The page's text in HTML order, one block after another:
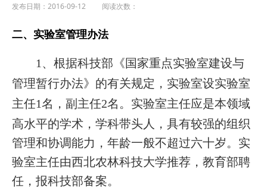
发布日期：2016-09-12 阅读次数：
二、实验室管理办法
1 、根据科技部《国家重点实验室建设与
管理暂行办法》的有关规定，实验室设实验室
主任1名，副主任2名。实验室主任应是本领域
高水平的学术，学科带头人，具有较强的组织
管理和协调能力，年龄一般不超过六十岁。实
验室主任由西北农林科技大学推荐，教育部聘
任，报科技部备案。